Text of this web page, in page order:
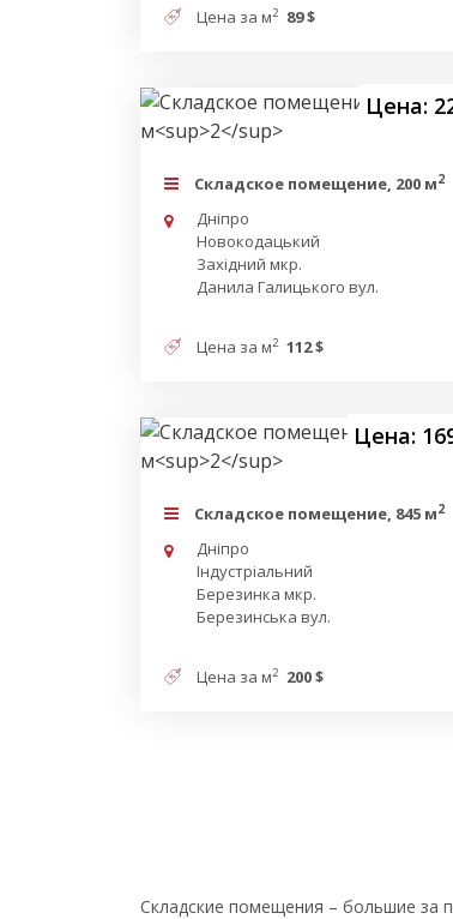
Цена за м2 89 $
Цена:
Складское помещение, 200 м2
Дніпро
Новокодацький
Західний мкр.
Данила Галицького вул.
Цена за м2 112 $
Цена:
Складское помещение, 845 м2
Дніпро
Індустріальний
Березинка мкр.
Березинська вул.
Цена за м2 200 $
Складские помещения – большие за